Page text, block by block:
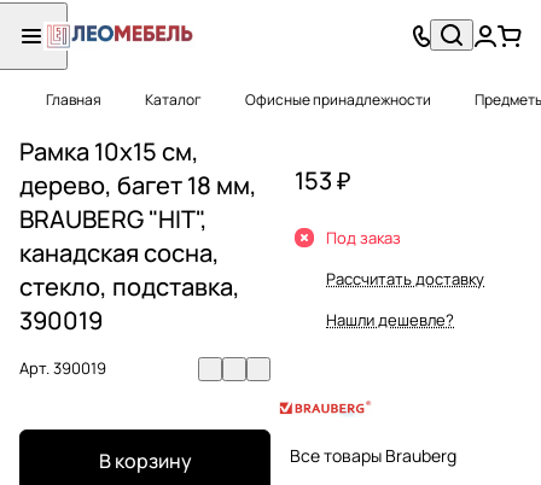
Главная Каталог Офисные принадлежности
Рамка 10х15 см,
дерево, багет 18 мм,
BRAUBERG "HIT",
канадская сосна,
стекло, подставка,
390019
Арт.390019
В корзину
153 ₽
Под заказ
Рассчитать доставку
Нашли дешевле?
Все товары Brauberg